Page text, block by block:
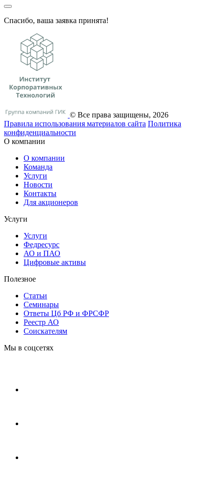
Спасибо, ваша заявка принята!
© Все права защищены, 2026
Правила использования материалов сайта Политика
конфиденциальности
О компании
О компании
Команда
Услуги
Новости
Контакты
Для акционеров
Услуги
Услуги
Федресурс
АО и ПАО
Цифровые активы
Полезное
Статьи
Cеминары
Ответы Цб РФ и ФРСФР
Реестр АО
Соискателям
Мы в соцсетях